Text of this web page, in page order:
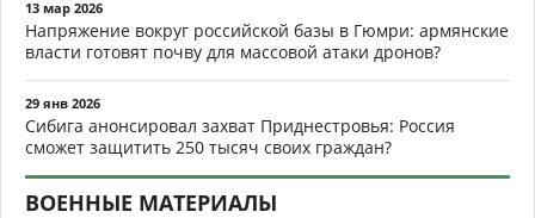
13 мар 2026
Напряжение вокруг российской базы в Гюмри: армянские
власти готовят почву для массовой атаки дронов?
29 янв 2026
Сибига анонсировал захват Приднестровья: Россия
сможет защитить 250 тысяч своих граждан?
ВОЕННЫЕ МАТЕРИАЛЫ